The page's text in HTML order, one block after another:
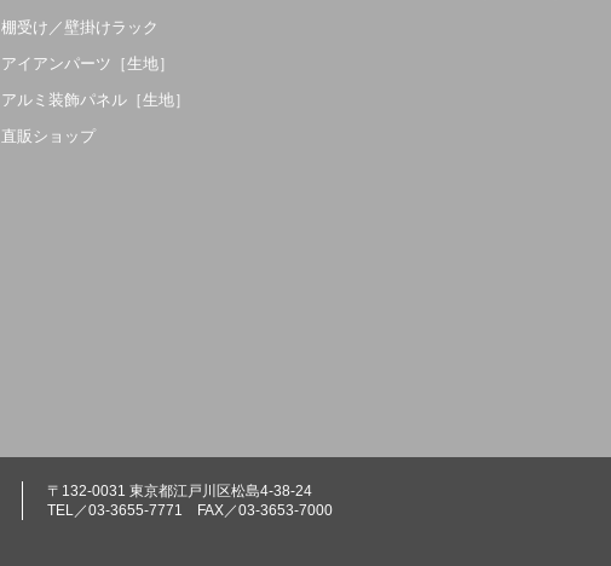
棚受け／壁掛けラック
アイアンパーツ［生地］
アルミ装飾パネル［生地］
直販ショップ
〒132-0031 東京都江戸川区松島4-38-24
TEL／03-3655-7771 FAX／03-3653-7000